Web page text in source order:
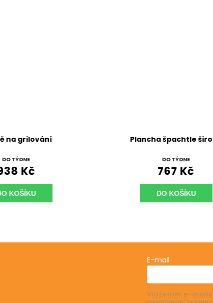
na grilování
DO TÝDNE
Kč
KOŠÍKU
Plancha špachtle
DO TÝDNE
767 Kč
DO KOŠÍKU
E-mail
Vložením e-